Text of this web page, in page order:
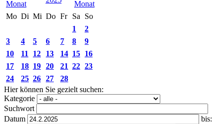
Mo Di Mi Do Fr Sa
So
1
2
3
4 5 6 7 8
9
10
11 12 13 14 15 16
17
18 19 20 21 22 23
24
25 26 27
28
Hier können Sie gezielt suchen:
Kategorie
Suchwort
Datum
bis: